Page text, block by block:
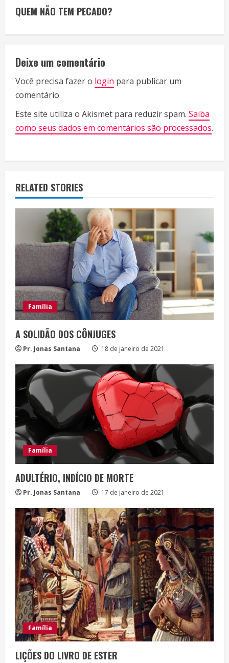
t
n
u
e
R
d
n
g
QUEM NÃO TEM PECADO?
Deixe um comentário
Você precisa fazer o login para publicar um
comentário.
Este site utiliza o Akismet para reduzir spam. Saiba
como seus dados em comentários são processados.
RELATED STORIES
Família
A SOLIDÃO DOS CÔNJUGES
Pr. Jonas Santana 18 de janeiro de 2021
Família
ADULTÉRIO, INDÍCIO DE MORTE
Pr. Jonas Santana 17 de janeiro de 2021
Família
LIÇÕES DO LIVRO DE ESTER